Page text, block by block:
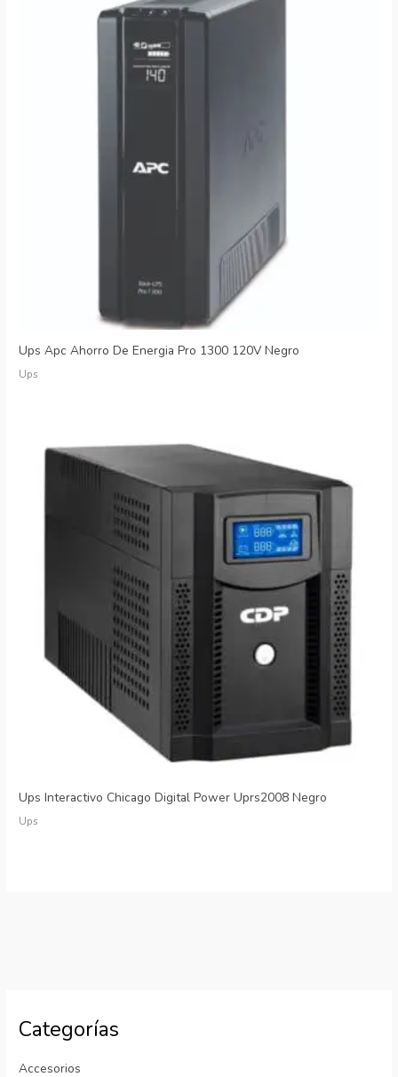
Categorías
Accesorios
Ups Apc Ahorro De Energia Pro 1300 120V Negro
Ups
Ups Interactivo Chicago Digital Power Uprs2008 Negro
Ups